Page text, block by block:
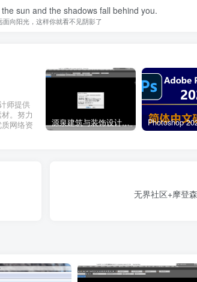
sun and the shadows fall behind you.
面向阳光，这样你就看不见阴影了
师提供
。努力
网络资
源泉建筑与装饰设计CAD插件工具箱（YQArch 6.7.4）
无界社区+摩登